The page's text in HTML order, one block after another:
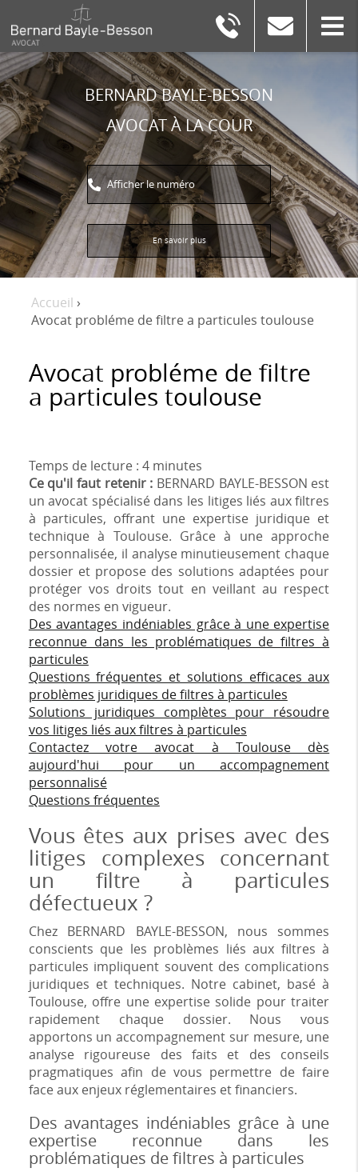
BERNARD
BAYLE-
BESSON
BERNARD BAYLE-BESSON
AVOCAT À LA COUR
Afficher le numéro
En savoir plus
Accueil ›
Avocat probléme de filtre a particules toulouse
Avocat probléme de filtre
a particules toulouse
Temps de lecture : 4 minutes
Ce qu'il faut retenir : BERNARD BAYLE-BESSON est
un avocat spécialisé dans les litiges liés aux filtres
à particules, offrant une expertise juridique et
technique à Toulouse. Grâce à une approche
personnalisée, il analyse minutieusement chaque
dossier et propose des solutions adaptées pour
protéger vos droits tout en veillant au respect
des normes en vigueur.
Des avantages indéniables grâce à une expertise
reconnue dans les problématiques de filtres à
particules
Questions fréquentes et solutions efficaces aux
problèmes juridiques de filtres à particules
Solutions juridiques complètes pour résoudre
vos litiges liés aux filtres à particules
Contactez votre avocat à Toulouse dès
aujourd'hui pour un accompagnement
personnalisé
Questions fréquentes
Vous êtes aux prises avec des
litiges complexes concernant
un filtre à particules
défectueux ?
Chez BERNARD BAYLE-BESSON, nous sommes
conscients que les problèmes liés aux filtres à
particules impliquent souvent des complications
juridiques et techniques. Notre cabinet, basé à
Toulouse, offre une expertise solide pour traiter
rapidement chaque dossier. Nous vous
apportons un accompagnement sur mesure, une
analyse rigoureuse des faits et des conseils
pragmatiques afin de vous permettre de faire
face aux enjeux réglementaires et financiers.
Des avantages indéniables grâce à une
expertise reconnue dans les
problématiques de filtres à particules